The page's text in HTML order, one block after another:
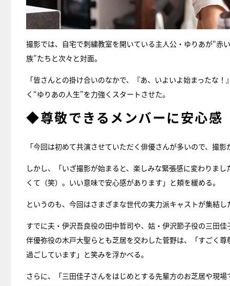
撮影では、自宅で刺繍教室を開いている主人公・ゆりあが“赤
族”たちと次々と対面。
「皆さんとの掛け合いのなかで、『あ、いよいよ始まったな
く“ゆりあの人生”を力強くスタートさせた。
◆尊敬できるメンバーに安心感
「今回は初めて共演させていただく俳優さんが多いので、撮
しかし、「いざ撮影が始まると、楽しみな緊張感に変わりま
くて（笑）。いい意味で安心感があります」と頬を緩める。
というのも、今回はさまざまな世代の実力派キャストが集結し
すでに夫・伊沢吾良役の田中哲司や、姑・伊沢節子役の三田
伴優弥役の木戸大聖らとも芝居を交わした菅野は、「すごく
過ごしています」と笑みを浮かべる。
さらに、「三田佳子さんをはじめとする先輩方のお芝居や現